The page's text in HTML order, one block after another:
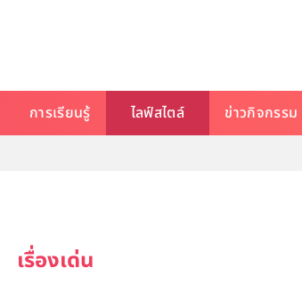
การเรียนรู้ ไลฟ์สไตล์ ข่าวกิจกรรม